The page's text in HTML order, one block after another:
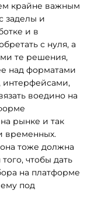
крайне важным
заделы и
и в
с нуля, а
те решения,
над форматами
интерфейсами,
воедино на
рынке и так
временных.
тоже должна
чтобы дать
на платформе
под